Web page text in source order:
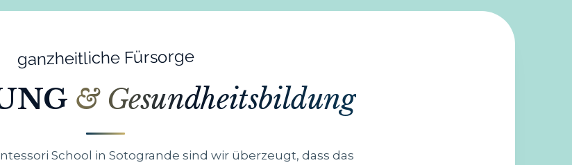
ganzheitliche Fürsorge
& Gesundheitsbildung
School in Sotogrande sind wir überzeugt, dass das